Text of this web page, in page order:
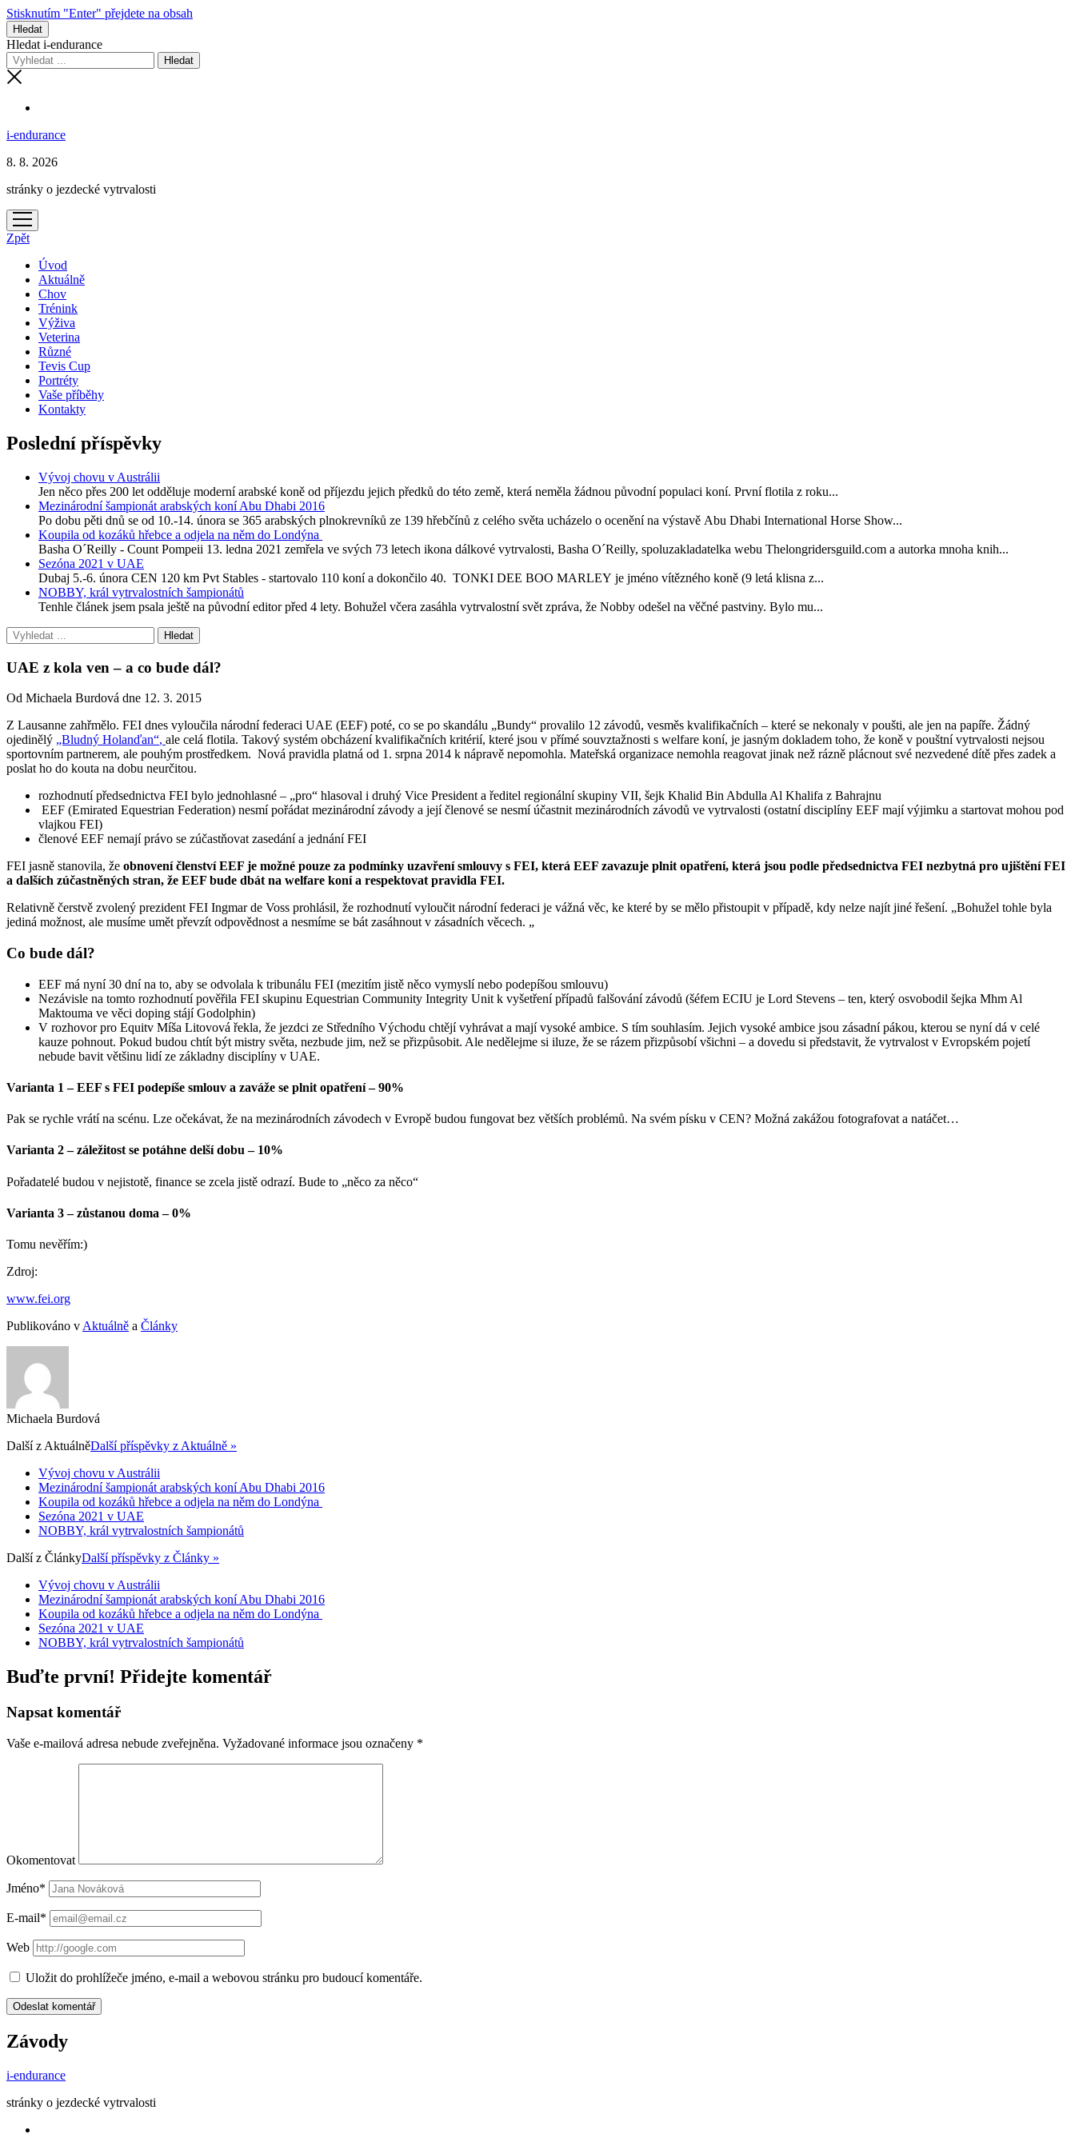
Stisknutím "Enter" přejdete na obsah
Hledat
Hledat i-endurance
i-endurance
8. 8. 2026
stránky o jezdecké vytrvalosti
otevřít
menu
Zpět
Úvod
Aktuálně
Chov
Trénink
Výživa
Veterina
Různé
Tevis Cup
Portréty
Vaše příběhy
Kontakty
Poslední příspěvky
Vývoj chovu v Austrálii
Jen něco přes 200 let odděluje moderní arabské koně od příjezdu jejich předků do této země, která neměla žádnou původní populaci koní. První flotila z roku...
Mezinárodní šampionát arabských koní Abu Dhabi 2016
Po dobu pěti dnů se od 10.-14. února se 365 arabských plnokrevníků ze 139 hřebčínů z celého světa ucházelo o ocenění na výstavě Abu Dhabi International Horse Show...
Koupila od kozáků hřebce a odjela na něm do Londýna
Basha O´Reilly - Count Pompeii 13. ledna 2021 zemřela ve svých 73 letech ikona dálkové vytrvalosti, Basha O´Reilly, spoluzakladatelka webu Thelongridersguild.com a autorka mnoha knih...
Sezóna 2021 v UAE
Dubaj 5.-6. února CEN 120 km Pvt Stables - startovalo 110 koní a dokončilo 40. TONKI DEE BOO MARLEY je jméno vítězného koně (9 letá klisna z...
NOBBY, král vytrvalostních šampionátů
Tenhle článek jsem psala ještě na původní editor před 4 lety. Bohužel včera zasáhla vytrvalostní svět zpráva, že Nobby odešel na věčné pastviny. Bylo mu...
UAE z kola ven – a co bude dál?
Od Michaela Burdová dne 12. 3. 2015
Z Lausanne zahřmělo. FEI dnes vyloučila národní federaci UAE (EEF) poté, co se po skandálu „Bundy“ provalilo 12 závodů, vesměs kvalifikačních – které se nekonaly v poušti, ale jen na papíře. Žádný
ojedinělý „Bludný Holanďan“, ale celá flotila. Takový systém obcházení kvalifikačních kritérií, které jsou v přímé souvztažnosti s welfare koní, je jasným dokladem toho, že koně v pouštní vytrvalosti nejsou
sportovním partnerem, ale pouhým prostředkem. Nová pravidla platná od 1. srpna 2014 k nápravě nepomohla. Mateřská organizace nemohla reagovat jinak než rázně plácnout své nezvedené dítě přes zadek a
poslat ho do kouta na dobu neurčitou.
rozhodnutí předsednictva FEI bylo jednohlasné – „pro“ hlasoval i druhý Vice President a ředitel regionální skupiny VII, šejk Khalid Bin Abdulla Al Khalifa z Bahrajnu
EEF (Emirated Equestrian Federation) nesmí pořádat mezinárodní závody a její členové se nesmí účastnit mezinárodních závodů ve vytrvalosti (ostatní disciplíny EEF mají výjimku a startovat mohou pod
vlajkou FEI)
členové EEF nemají právo se zúčastňovat zasedání a jednání FEI
FEI jasně stanovila, že obnovení členství EEF je možné pouze za podmínky uzavření smlouvy s FEI, která EEF zavazuje plnit opatření, která jsou podle předsednictva FEI nezbytná pro ujištění FEI
a dalších zúčastněných stran, že EEF bude dbát na welfare koní a respektovat pravidla FEI.
Relativně čerstvě zvolený prezident FEI Ingmar de Voss prohlásil, že rozhodnutí vyloučit národní federaci je vážná věc, ke které by se mělo přistoupit v případě, kdy nelze najít jiné řešení. „Bohužel tohle byla
jediná možnost, ale musíme umět převzít odpovědnost a nesmíme se bát zasáhnout v zásadních věcech. „
Co bude dál?
EEF má nyní 30 dní na to, aby se odvolala k tribunálu FEI (mezitím jistě něco vymyslí nebo podepíšou smlouvu)
Nezávisle na tomto rozhodnutí pověřila FEI skupinu Equestrian Community Integrity Unit k vyšetření případů falšování závodů (šéfem ECIU je Lord Stevens – ten, který osvobodil šejka Mhm Al
Maktouma ve věci doping stájí Godolphin)
V rozhovor pro Equitv Míša Litovová řekla, že jezdci ze Středního Východu chtějí vyhrávat a mají vysoké ambice. S tím souhlasím. Jejich vysoké ambice jsou zásadní pákou, kterou se nyní dá v celé
kauze pohnout. Pokud budou chtít být mistry světa, nezbude jim, než se přizpůsobit. Ale nedělejme si iluze, že se rázem přizpůsobí všichni – a dovedu si představit, že vytrvalost v Evropském pojetí
nebude bavit většinu lidí ze základny disciplíny v UAE.
Varianta 1 – EEF s FEI podepíše smlouv a zaváže se plnit opatření – 90%
Pak se rychle vrátí na scénu. Lze očekávat, že na mezinárodních závodech v Evropě budou fungovat bez větších problémů. Na svém písku v CEN? Možná zakážou fotografovat a natáčet…
Varianta 2 – záležitost se potáhne delší dobu – 10%
Pořadatelé budou v nejistotě, finance se zcela jistě odrazí. Bude to „něco za něco“
Varianta 3 – zůstanou doma – 0%
Tomu nevěřím:)
Zdroj:
www.fei.org
Publikováno v Aktuálně a Články
Michaela Burdová
Další z AktuálněDalší příspěvky z Aktuálně »
Vývoj chovu v Austrálii
Mezinárodní šampionát arabských koní Abu Dhabi 2016
Koupila od kozáků hřebce a odjela na něm do Londýna
Sezóna 2021 v UAE
NOBBY, král vytrvalostních šampionátů
Další z ČlánkyDalší příspěvky z Články »
Vývoj chovu v Austrálii
Mezinárodní šampionát arabských koní Abu Dhabi 2016
Koupila od kozáků hřebce a odjela na něm do Londýna
Sezóna 2021 v UAE
NOBBY, král vytrvalostních šampionátů
Buďte první! Přidejte komentář
Napsat komentář
Vaše e-mailová adresa nebude zveřejněna. Vyžadované informace jsou označeny *
Okomentovat
Jméno*
E-mail*
Web
Uložit do prohlížeče jméno, e-mail a webovou stránku pro budoucí komentáře.
Závody
i-endurance
stránky o jezdecké vytrvalosti